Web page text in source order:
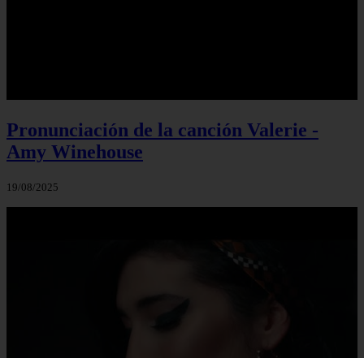
Pronunciación de la canción Valerie -
Amy Winehouse
19/08/2025